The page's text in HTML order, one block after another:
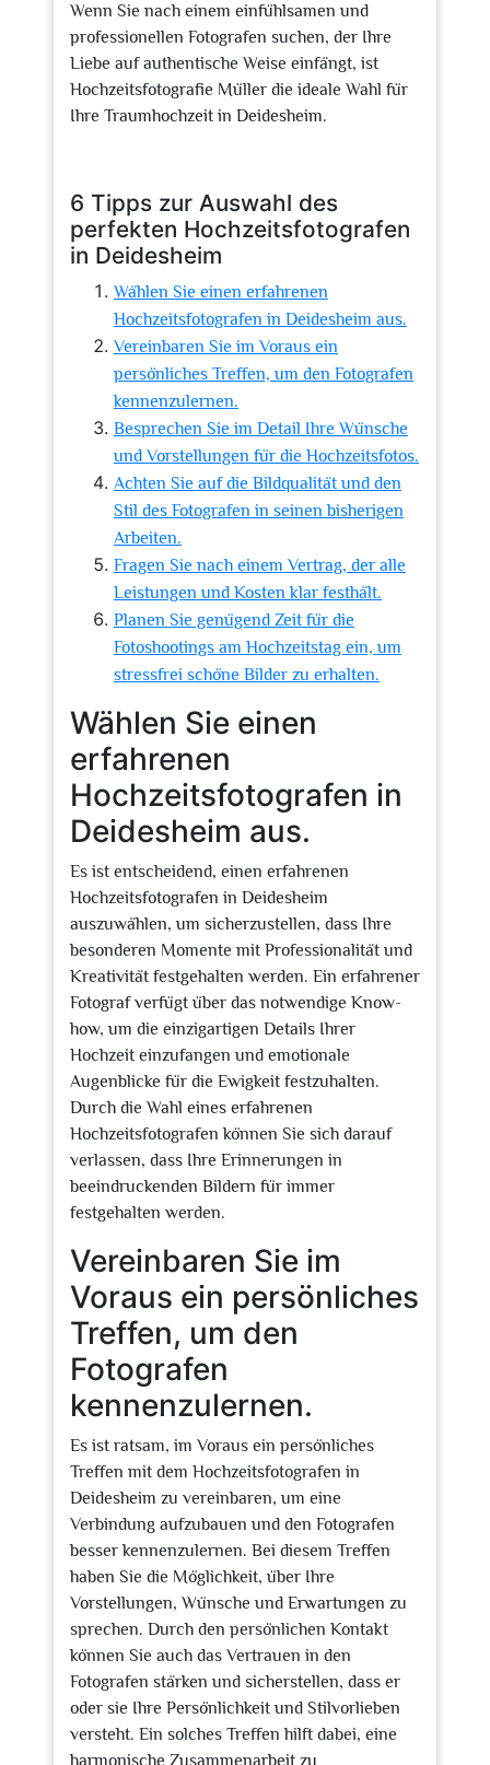
Wenn Sie nach einem einfühlsamen und
professionellen Fotografen suchen, der Ihre
Liebe auf authentische Weise einfängt, ist
Hochzeitsfotografie Müller die ideale Wahl für
Ihre Traumhochzeit in Deidesheim.
6 Tipps zur Auswahl des
perfekten Hochzeitsfotografen
in Deidesheim
Wählen Sie einen erfahrenen
Hochzeitsfotografen in Deidesheim aus.
Vereinbaren Sie im Voraus ein
persönliches Treffen, um den Fotografen
kennenzulernen.
Besprechen Sie im Detail Ihre Wünsche
und Vorstellungen für die Hochzeitsfotos.
Achten Sie auf die Bildqualität und den
Stil des Fotografen in seinen bisherigen
Arbeiten.
Fragen Sie nach einem Vertrag, der alle
Leistungen und Kosten klar festhält.
Planen Sie genügend Zeit für die
Fotoshootings am Hochzeitstag ein, um
stressfrei schöne Bilder zu erhalten.
Wählen Sie einen
erfahrenen
Hochzeitsfotografen in
Deidesheim aus.
Es ist entscheidend, einen erfahrenen
Hochzeitsfotografen in Deidesheim
auszuwählen, um sicherzustellen, dass Ihre
besonderen Momente mit Professionalität und
Kreativität festgehalten werden. Ein erfahrener
Fotograf verfügt über das notwendige Know-
how, um die einzigartigen Details Ihrer
Hochzeit einzufangen und emotionale
Augenblicke für die Ewigkeit festzuhalten.
Durch die Wahl eines erfahrenen
Hochzeitsfotografen können Sie sich darauf
verlassen, dass Ihre Erinnerungen in
beeindruckenden Bildern für immer
festgehalten werden.
Vereinbaren Sie im
Voraus ein persönliches
Treffen, um den
Fotografen
kennenzulernen.
Es ist ratsam, im Voraus ein persönliches
Treffen mit dem Hochzeitsfotografen in
Deidesheim zu vereinbaren, um eine
Verbindung aufzubauen und den Fotografen
besser kennenzulernen. Bei diesem Treffen
haben Sie die Möglichkeit, über Ihre
Vorstellungen, Wünsche und Erwartungen zu
sprechen. Durch den persönlichen Kontakt
können Sie auch das Vertrauen in den
Fotografen stärken und sicherstellen, dass er
oder sie Ihre Persönlichkeit und Stilvorlieben
versteht. Ein solches Treffen hilft dabei, eine
harmonische Zusammenarbeit zu